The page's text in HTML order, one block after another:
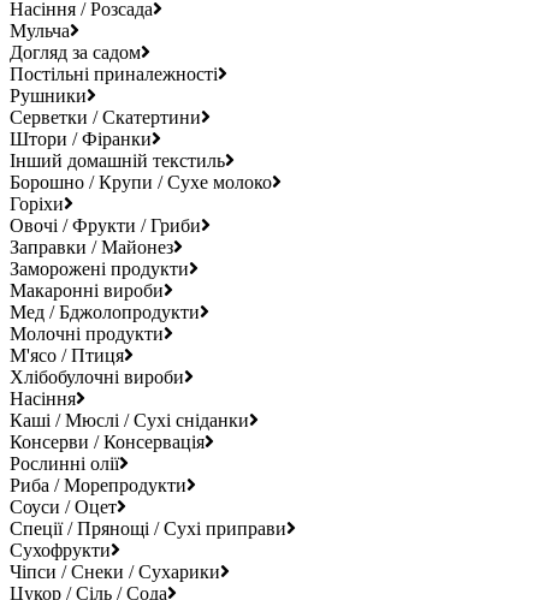
Насіння / Розсада
Мульча
Догляд за садом
Постільні приналежності
Рушники
Серветки / Скатертини
Штори / Фіранки
Інший домашній текстиль
Борошно / Крупи / Сухе молоко
Горіхи
Овочі / Фрукти / Гриби
Заправки / Майонез
Заморожені продукти
Макаронні вироби
Мед / Бджолопродукти
Молочні продукти
М'ясо / Птиця
Хлібобулочні вироби
Насіння
Каші / Мюслі / Сухі сніданки
Консерви / Консервація
Рослинні олії
Риба / Морепродукти
Соуси / Оцет
Спеції / Прянощі / Сухі приправи
Сухофрукти
Чіпси / Снеки / Сухарики
Цукор / Сіль / Сода